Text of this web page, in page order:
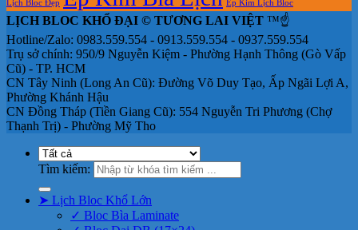
Lịch Bloc Đẹp Ép Kim Lịch Bloc
LỊCH BLOC KHỔ ĐẠI © TƯƠNG LAI VIỆT ™☝️
Hotline/Zalo: 0983.559.554 - 0913.559.554 - 0937.559.554
Trụ sở chính: 950/9 Nguyễn Kiệm - Phường Hạnh Thông (Gò Vấp
Cũ) - TP. HCM
CN Tây Ninh (Long An Cũ): Đường Võ Duy Tạo, Ấp Ngãi Lợi A,
Phường Khánh Hậu
CN Đồng Tháp (Tiền Giang Cũ): 554 Nguyễn Tri Phương (Chợ
Thạnh Trị) - Phường Mỹ Tho
Tìm kiếm:
➤ Lịch Bloc Khổ Lớn
✓ Bloc Bìa Laminate